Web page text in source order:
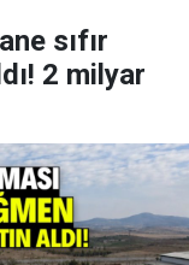
sıfır
2 milyar